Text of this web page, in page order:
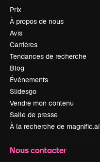
Prix
À propos de nous
Avis
Carrières
Tendances de recherche
Blog
Événements
Slidesgo
Vendre mon contenu
Salle de presse
À la recherche de magnific.ai
Nous contacter